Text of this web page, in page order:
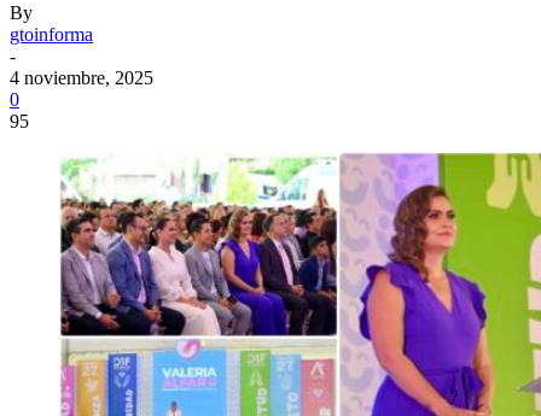
By
gtoinforma
-
4 noviembre, 2025
0
95